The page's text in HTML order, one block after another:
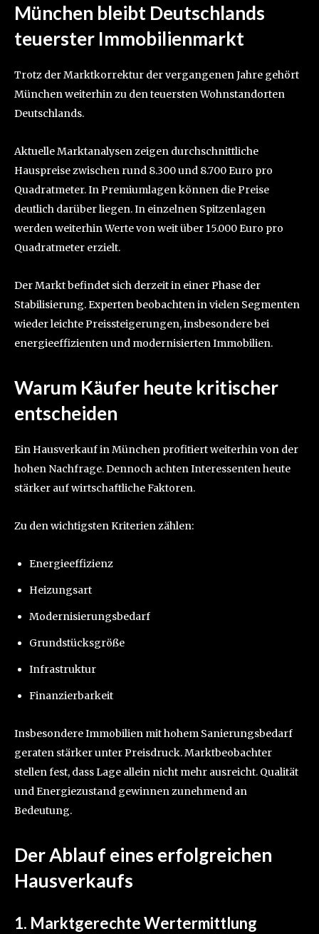
München bleibt Deutschlands
teuerster Immobilienmarkt
Trotz der Marktkorrektur der vergangenen Jahre gehört
München weiterhin zu den teuersten Wohnstandorten
Deutschlands.
Aktuelle Marktanalysen zeigen durchschnittliche
Hauspreise zwischen rund 8.300 und 8.700 Euro pro
Quadratmeter. In Premiumlagen können die Preise
deutlich darüber liegen. In einzelnen Spitzenlagen
werden weiterhin Werte von weit über 15.000 Euro pro
Quadratmeter erzielt.
Der Markt befindet sich derzeit in einer Phase der
Stabilisierung. Experten beobachten in vielen Segmenten
wieder leichte Preissteigerungen, insbesondere bei
energieeffizienten und modernisierten Immobilien.
Warum Käufer heute kritischer
entscheiden
Ein Hausverkauf in München profitiert weiterhin von der
hohen Nachfrage. Dennoch achten Interessenten heute
stärker auf wirtschaftliche Faktoren.
Zu den wichtigsten Kriterien zählen:
Energieeffizienz
Heizungsart
Modernisierungsbedarf
Grundstücksgröße
Infrastruktur
Finanzierbarkeit
Insbesondere Immobilien mit hohem Sanierungsbedarf
geraten stärker unter Preisdruck. Marktbeobachter
stellen fest, dass Lage allein nicht mehr ausreicht. Qualität
und Energiezustand gewinnen zunehmend an
Bedeutung.
Der Ablauf eines erfolgreichen
Hausverkaufs
1. Marktgerechte Wertermittlung